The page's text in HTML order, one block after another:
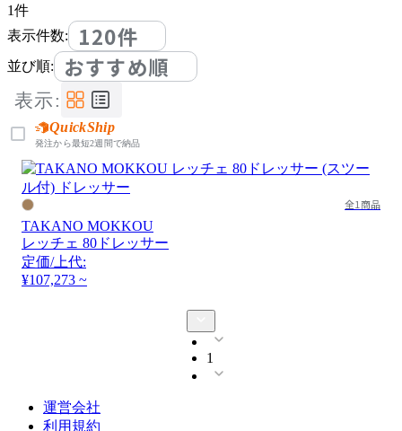
1件
表示件数:
120件
並び順: おすすめ順
表示:
QuickShip
発注から最短2週間で納品
全1商品
TAKANO MOKKOU
レッチェ 80ドレッサー
定価/上代:
¥107,273 ~
1
運営会社
利用規約